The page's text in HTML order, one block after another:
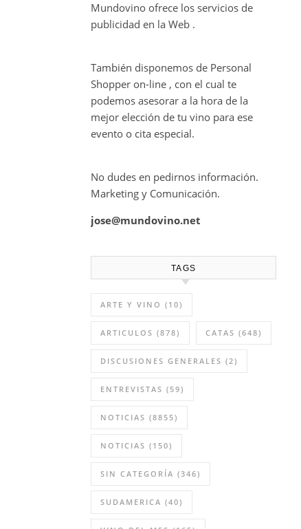
Mundovino ofrece los servicios de
publicidad en la Web .
También disponemos de Personal
Shopper on-line , con el cual te
podemos asesorar a la hora de la
mejor elección de tu vino para ese
evento o cita especial.
No dudes en pedirnos información.
Marketing y Comunicación.
jose@mundovino.net
TAGS
ARTE Y VINO (10)
ARTICULOS (878) CATAS (648)
DISCUSIONES GENERALES (2)
ENTREVISTAS (59)
NOTICIAS (8855)
NOTICIAS (150)
SIN CATEGORÍA (346)
SUDAMERICA (40)